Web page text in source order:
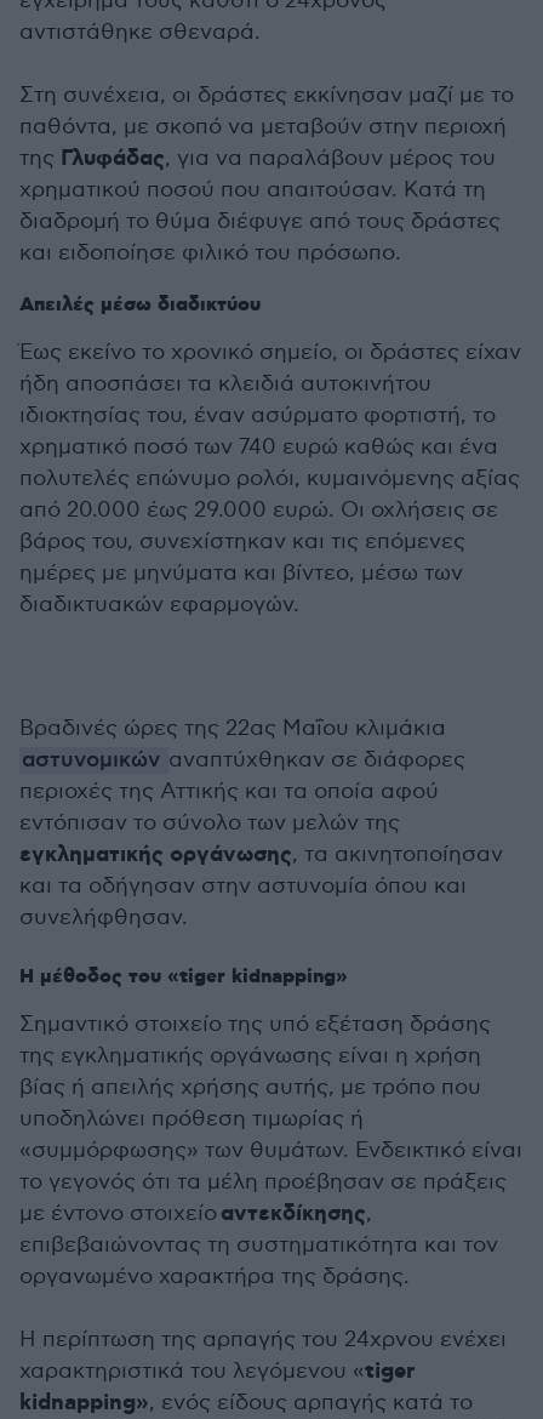
αντιστάθηκε σθεναρά.
Στη συνέχεια, οι δράστες εκκίνησαν μαζί με το
παθόντα, με σκοπό να μεταβούν στην περιοχή
της Γλυφάδας, για να παραλάβουν μέρος του
χρηματικού ποσού που απαιτούσαν. Κατά τη
διαδρομή το θύμα διέφυγε από τους δράστες
και ειδοποίησε φιλικό του πρόσωπο.
Απειλές μέσω διαδικτύου
Έως εκείνο το χρονικό σημείο, οι δράστες είχαν
ήδη αποσπάσει τα κλειδιά αυτοκινήτου
ιδιοκτησίας του, έναν ασύρματο φορτιστή, το
χρηματικό ποσό των 740 ευρώ καθώς και ένα
πολυτελές επώνυμο ρολόι, κυμαινόμενης αξίας
από 20.000 έως 29.000 ευρώ. Οι οχλήσεις σε
βάρος του, συνεχίστηκαν και τις επόμενες
ημέρες με μηνύματα και βίντεο, μέσω των
διαδικτυακών εφαρμογών.
Βραδινές ώρες της 22ας Μαΐου κλιμάκια
αστυνομικών αναπτύχθηκαν σε διάφορες
περιοχές της Αττικής και τα οποία αφού
εντόπισαν το σύνολο των μελών της
εγκληματικής οργάνωσης, τα ακινητοποίησαν
και τα οδήγησαν στην αστυνομία όπου και
συνελήφθησαν.
Η μέθοδος του «tiger kidnapping»
Σημαντικό στοιχείο της υπό εξέταση δράσης
της εγκληματικής οργάνωσης είναι η χρήση
βίας ή απειλής χρήσης αυτής, με τρόπο που
υποδηλώνει πρόθεση τιμωρίας ή
«συμμόρφωσης» των θυμάτων. Ενδεικτικό είναι
το γεγονός ότι τα μέλη προέβησαν σε πράξεις
με έντονο στοιχείοαντεκδίκησης,
επιβεβαιώνοντας τη συστηματικότητα και τον
οργανωμένο χαρακτήρα της δράσης.
Η περίπτωση της αρπαγής του 24χρνου ενέχει
χαρακτηριστικά του λεγόμενου «tiger
kidnapping», ενός είδους αρπαγής κατά το